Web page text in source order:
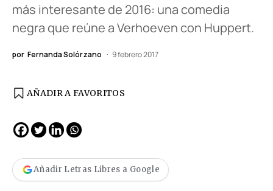
más interesante de 2016: una comedia
negra que reúne a Verhoeven con Huppert.
por Fernanda Solórzano 9 febrero 2017
AÑADIR A FAVORITOS
Añadir Letras Libres a Google